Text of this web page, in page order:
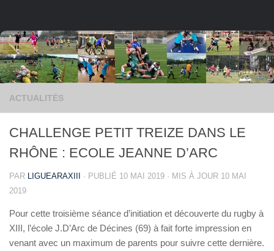
ACTUALITÉS
CHALLENGE PETIT TREIZE DANS LE
RHÔNE : ECOLE JEANNE D’ARC
PAR LIGUEARAXIII · PUBLIÉ 10 MAI 2019 · MIS À JOUR 10 MAI
2019
Pour cette troisième séance d’initiation et découverte du rugby à
XIII, l’école J.D’Arc de Décines (69) à fait forte impression en
venant avec un maximum de parents pour suivre cette dernière.